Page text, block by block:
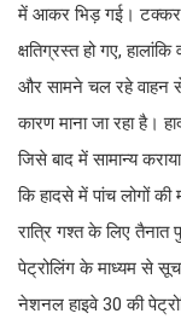
में आकर भिड़ गई। टक्कर
क्षतिग्रस्त हो गए,
और सामने चल रहे वाहन से
कारण माना जा रहा है।
जिसे बाद में सामान्य
कि हादसे में पांच लोगों
रात्रि गश्त के लिए तैनात
पेट्रोलिंग के माध्यम से
नेशनल हाइवे 30 की